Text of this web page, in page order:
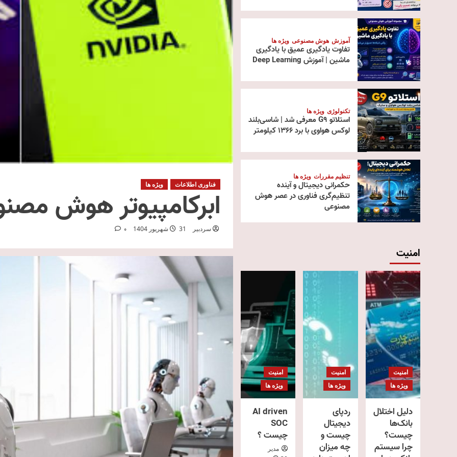
فناوری اطلاعات ویژه ها
ابرکامپیوتر هوش
سردبیر 31 شهریور 1404 0
آموزش هوش مصنوعی ویژه ها
تفاوت یادگیری عمیق با یادگیری
ماشین | آموزش Deep Learning
تکنولوژی ویژه ها
استلاتو G9 معرفی شد | شاسی‌بلند
لوکس هواوی با برد ۱۳۶۶ کیلومتر
تنظیم مقررات ویژه ها
حکمرانی دیجیتال و آینده
تنظیم‌گری فناوری در عصر هوش
مصنوعی
امنیت
امنیت
ویژه ها
دلیل اختلال
بانک‌ها
چیست؟
چرا سیستم
امنیت
ویژه ها
ردپای
دیجیتال
چیست و
چه میزان
امنیت
ویژه ها
AI driven
SOC
چیست ؟
مدیر